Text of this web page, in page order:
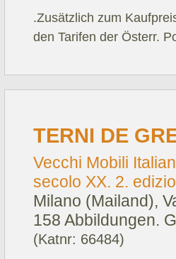
.Zusätzlich zum
den Tarifen der Österr.
TERNI DE
Vecchi Mobili
secolo XX. 2.
Milano (Mailand),
158 Abbildungen.
(Katnr: 66484)